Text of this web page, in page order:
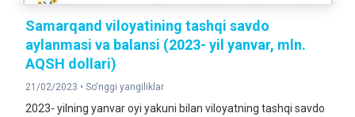
Samarqand viloyatining tashqi savdo
aylanmasi va balansi (2023- yil yanvar, mln.
AQSH dollari)
21/02/2023 • So‘nggi yangiliklar
2023- yilning yanvar oyi yakuni bilan viloyatning tashqi savdo